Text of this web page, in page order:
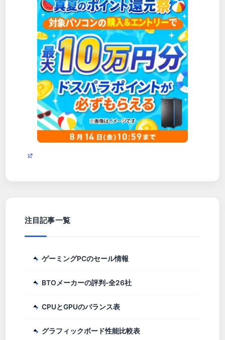
注目記事一覧
ゲーミングPCのセール情報
BTOメーカーの評判-全26社
CPUとGPUのバランス表
グラフィックボード性能比較表